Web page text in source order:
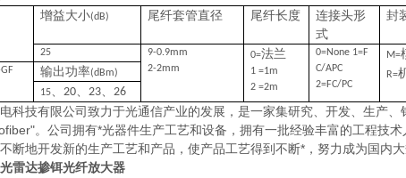
增益大小(dB) 尾纤套管直径 尾纤长度
连接头形
式
封
25
9-0.9mm
2-2mm
0=法兰
1 =1m
2 =2m
0=None 1=F
C/APC
2=FC/PC
M=
R=
输出功率(dBm)
15、 20、 23、 26
科技有限公司致力于光通信产业的发展，是一家集研究、开发、生产
。公司拥有*光器件生产工艺和设备，拥有一批经验丰富的工程技
断地开发新的生产工艺和产品，使产品工艺得到不断*，努力成为国内
雷达掺铒光纤放大器